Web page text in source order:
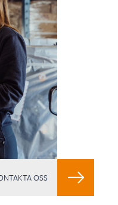
OSS